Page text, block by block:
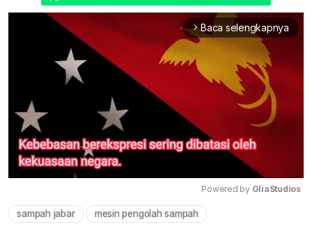
arrow_forward_ios Baca selengkapnya
Powered by GliaStudios
sampah jabar mesin pengolah sampah